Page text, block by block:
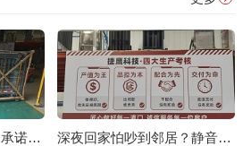
半夜门坏了车进不去？承诺“2小时必达”的电动伸缩门厂家有多硬气？ 深夜回家怕吵到邻居？静音电动伸缩门还你体面生活